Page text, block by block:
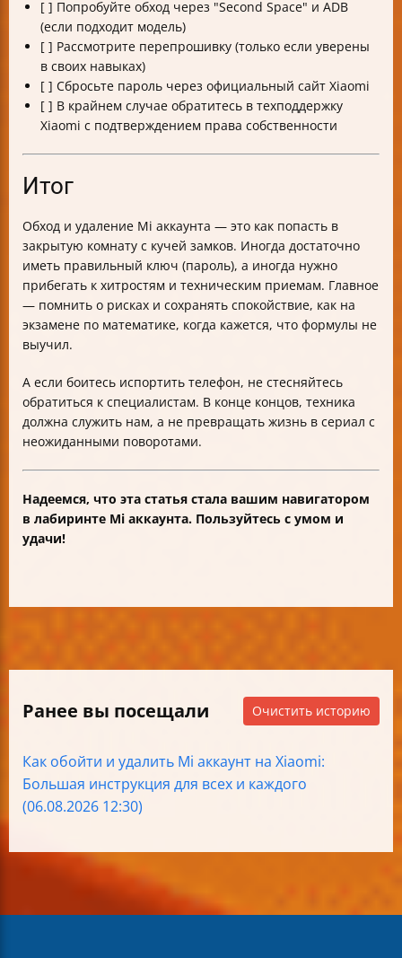
[ ] Попробуйте обход через "Second Space" и ADB
(если подходит модель)
[ ] Рассмотрите перепрошивку (только если уверены
в своих навыках)
[ ] Сбросьте пароль через официальный сайт Xiaomi
[ ] В крайнем случае обратитесь в техподдержку
Xiaomi с подтверждением права собственности
Итог
Обход и удаление Mi аккаунта — это как попасть в
закрытую комнату с кучей замков. Иногда достаточно
иметь правильный ключ (пароль), а иногда нужно
прибегать к хитростям и техническим приемам. Главное
— помнить о рисках и сохранять спокойствие, как на
экзамене по математике, когда кажется, что формулы не
выучил.
А если боитесь испортить телефон, не стесняйтесь
обратиться к специалистам. В конце концов, техника
должна служить нам, а не превращать жизнь в сериал с
неожиданными поворотами.
Надеемся, что эта статья стала вашим навигатором
в лабиринте Mi аккаунта. Пользуйтесь с умом и
удачи!
Ранее вы посещали Очистить историю
Как обойти и удалить Mi аккаунт на Xiaomi:
Большая инструкция для всех и каждого
(06.08.2026 12:30)